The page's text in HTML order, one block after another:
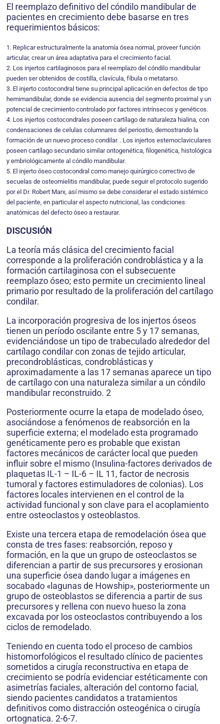
El reemplazo definitivo del cóndilo mandibular de
pacientes en crecimiento debe basarse en tres
requerimientos básicos:
1. Replicar estructuralmente la anatomía ósea normal, proveer función
articular, crear un área adaptativa para el crecimiento facial.
2. Los injertos cartilaginosos para el reemplazo del cóndilo mandibular
pueden ser obtenidos de costilla, clavícula, fíbula o metatarso.
3. El injerto costocondral tiene su principal aplicación en defectos de tipo
hemimandibular, donde se evidencia ausencia del segmento proximal y un
potencial de crecimiento controlado por factores intrínsecos y genéticos.
4. Los injertos costocondrales poseen cartílago de naturaleza hialina, con
condensaciones de celulas columnares del periostio, demostrando la
formación de un nuevo proceso condilar. . Los injertos esternoclaviculares
poseen cartílago secundario similar ontogenética, filogenética, histológica
y embriológicamente al cóndilo mandibular.
5. El injerto óseo costocondral como manejo quirúrgico correctivo de
secuelas de osteomielitis mandibular, puede seguir el protocolo sugerido
por el Dr. Robert Marx, así mismo se debe considerar el estado sistémico
del paciente, en particular el aspecto nutricional, las condiciones
anatómicas del defecto óseo a restaurar.
DISCUSIÓN
La teoría más clásica del crecimiento facial
corresponde a la proliferación condroblástica y a la
formación cartilaginosa con el subsecuente
reemplazo óseo; esto permite un crecimiento lineal
primario por resultado de la proliferación del cartílago
condilar.
La incorporación progresiva de los injertos óseos
tienen un período oscilante entre 5 y 17 semanas,
evidenciándose un tipo de trabeculado alrededor del
cartílago condilar con zonas de tejido articular,
precondroblásticas, condroblásticas y
aproximadamente a las 17 semanas aparece un tipo
de cartílago con una naturaleza similar a un cóndilo
mandibular reconstruido. 2
Posteriormente ocurre la etapa de modelado óseo,
asociándose a fenómenos de reabsorción en la
superficie externa; el modelado esta programado
genéticamente pero es probable que existan
factores mecánicos de carácter local que pueden
influir sobre el mismo (Insulina-factores derivados de
plaquetas IL-1 – IL-6 – IL 11, factor de necrosis
tumoral y factores estimuladores de colonias). Los
factores locales intervienen en el control de la
actividad funcional y son clave para el acoplamiento
entre osteoclastos y osteoblastos.
Existe una tercera etapa de remodelación ósea que
consta de tres fases: reabsorción, reposo y
formación, en la que un grupo de osteoclastos se
diferencian a partir de sus precursores y erosionan
una superficie ósea dando lugar a imágenes en
socabado «lagunas de Howship», posteriormente un
grupo de osteoblastos se diferencia a partir de sus
precursores y rellena con nuevo hueso la zona
excavada por los osteoclastos contribuyendo a los
ciclos de remodelado.
Teniendo en cuenta todo el proceso de cambios
histomorfológicos el resultado clínico de pacientes
sometidos a cirugía reconstructiva en etapa de
crecimiento se podría evidenciar estéticamente con
asimetrías faciales, alteración del contorno facial,
siendo pacientes candidatos a tratamientos
definitivos como distracción osteogénica o cirugía
ortognatica. 2-6-7.